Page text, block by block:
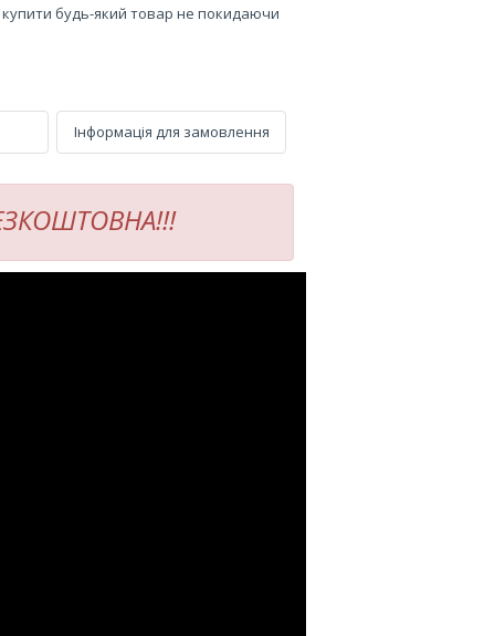
купити будь-який товар не покидаючи
Інформація для замовлення